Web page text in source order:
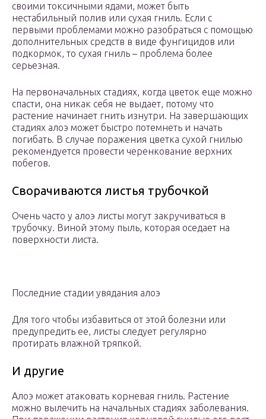
своими токсичными ядами, может быть
нестабильный полив или сухая гниль. Если с
первыми проблемами можно разобраться с помощью
дополнительных средств в виде фунгицидов или
подкормок, то сухая гниль – проблема более
серьезная.
На первоначальных стадиях, когда цветок еще можно
спасти, она никак себя не выдает, потому что
растение начинает гнить изнутри. На завершающих
стадиях алоэ может быстро потемнеть и начать
погибать. В случае поражения цветка сухой гнилью
рекомендуется провести черенкование верхних
побегов.
Сворачиваются листья трубочкой
Очень часто у алоэ листы могут закручиваться в
трубочку. Виной этому пыль, которая оседает на
поверхности листа.
Последние стадии увядания алоэ
Для того чтобы избавиться от этой болезни или
предупредить ее, листы следует регулярно
протирать влажной тряпкой.
И другие
Алоэ может атаковать корневая гниль. Растение
можно вылечить на начальных стадиях заболевания.